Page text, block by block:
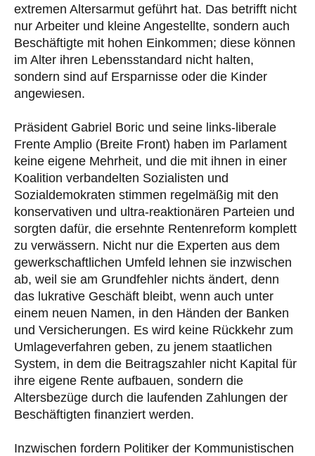
extremen Altersarmut geführt hat. Das betrifft nicht
nur Arbeiter und kleine Angestellte, sondern auch
Beschäftigte mit hohen Einkommen; diese können
im Alter ihren Lebensstandard nicht halten,
sondern sind auf Ersparnisse oder die Kinder
angewiesen.
Präsident Gabriel Boric und seine links-liberale
Frente Amplio (Breite Front) haben im Parlament
keine eigene Mehrheit, und die mit ihnen in einer
Koalition verbandelten Sozialisten und
Sozialdemokraten stimmen regelmäßig mit den
konservativen und ultra-reaktionären Parteien und
sorgten dafür, die ersehnte Rentenreform komplett
zu verwässern. Nicht nur die Experten aus dem
gewerkschaftlichen Umfeld lehnen sie inzwischen
ab, weil sie am Grundfehler nichts ändert, denn
das lukrative Geschäft bleibt, wenn auch unter
einem neuen Namen, in den Händen der Banken
und Versicherungen. Es wird keine Rückkehr zum
Umlageverfahren geben, zu jenem staatlichen
System, in dem die Beitragszahler nicht Kapital für
ihre eigene Rente aufbauen, sondern die
Altersbezüge durch die laufenden Zahlungen der
Beschäftigten finanziert werden.
Inzwischen fordern Politiker der Kommunistischen